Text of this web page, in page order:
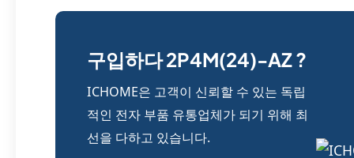
구입하다 2P4M(24)-AZ ?
ICHOME은 고객이 신뢰할 수 있는 독립
적인 전자 부품 유통업체가 되기 위해 최
선을 다하고 있습니다.